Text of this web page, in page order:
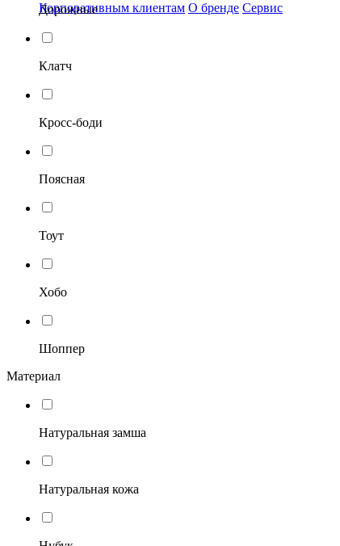
Корпоративным клиентам О бренде Сервис
Дорожные
Клатч
Кросс-боди
Поясная
Тоут
Хобо
Шоппер
Материал
Натуральная замша
Натуральная кожа